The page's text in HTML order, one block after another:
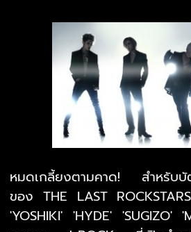
หมดเกลี้ยงตามคาด! สำหรับบั
ของ THE LAST
'YOSHIKI' 'HYDE' 'SUGIZO'